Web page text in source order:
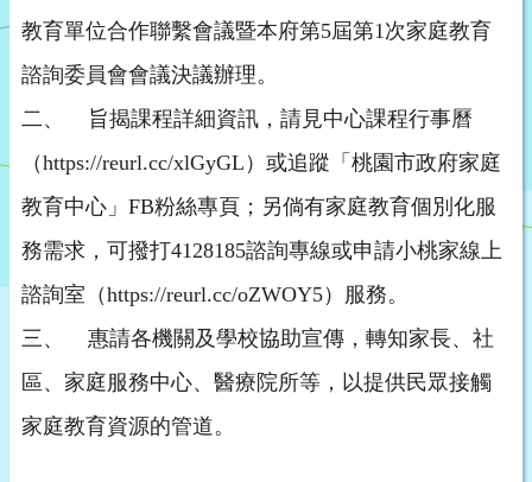
教育單位合作聯繫會議暨本府第5屆第1次家庭教育
諮詢委員會會議決議辦理。
二、 旨揭課程詳細資訊，請見中心課程行事曆
（https://reurl.cc/xlGyGL）或追蹤「桃園市政府家庭
教育中心」FB粉絲專頁；另倘有家庭教育個別化服
務需求，可撥打4128185諮詢專線或申請小桃家線上
諮詢室（https://reurl.cc/oZWOY5）服務。
三、 惠請各機關及學校協助宣傳，轉知家長、社
區、家庭服務中心、醫療院所等，以提供民眾接觸
家庭教育資源的管道。